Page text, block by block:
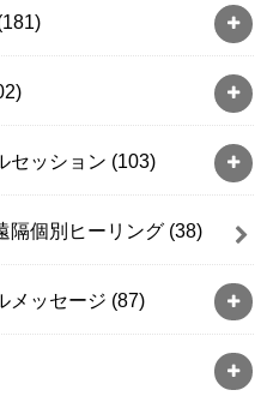
セッション (103)
隔個別ヒーリング (38)
メッセージ (87)